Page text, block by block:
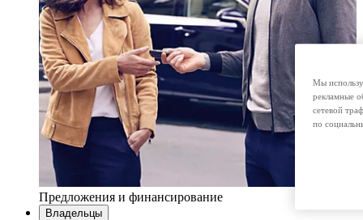
Предложения и финансирование
Владельцы
Мы
рекламные
сетевой
по